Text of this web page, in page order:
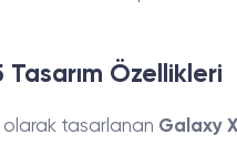
Özellikleri
olarak tasarlanan Galaxy